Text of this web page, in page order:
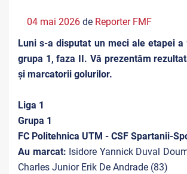
04 mai 2026 de Reporter FMF
Luni s-a disputat un meci ale etapei a
grupa 1, faza II. Vă prezentăm
și marcatorii golurilor.
Liga 1
Grupa 1
FC Politehnica UTM - CSF Spartanii-
Au marcat: Isidore Yannick Duval
Charles Junior Erik De Andrade (83)